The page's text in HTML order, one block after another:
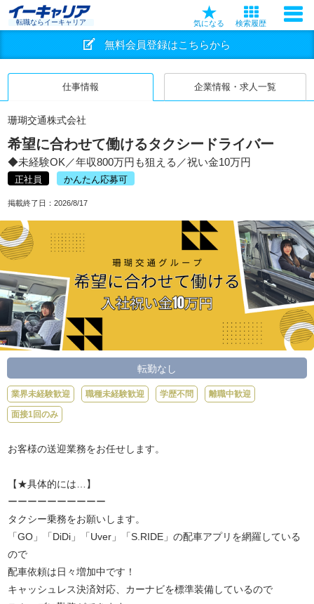
転職ならイーキャリア 気になる 検索履歴
無料会員登録はこちらから
仕事情報 企業情報・求人一覧
珊瑚交通株式会社
希望に合わせて働けるタクシードライバー
◆未経験OK／年収800万円も狙える／祝い金10万円
正社員 かんたん応募可
掲載終了日： 2026/8/17
転勤なし
業界未経験歓迎 職種未経験歓迎 学歴不問 離職中歓迎
面接1回のみ
お客様の送迎業務をお任せします。
【★具体的には…】
ーーーーーーーーーー
タクシー乗務をお願いします。
「GO」「DiDi」「Uver」「S.RIDE」の配車アプリを網羅している
ので
配車依頼は日々増加中です！
キャッシュレス決済対応、カーナビを標準装備しているので